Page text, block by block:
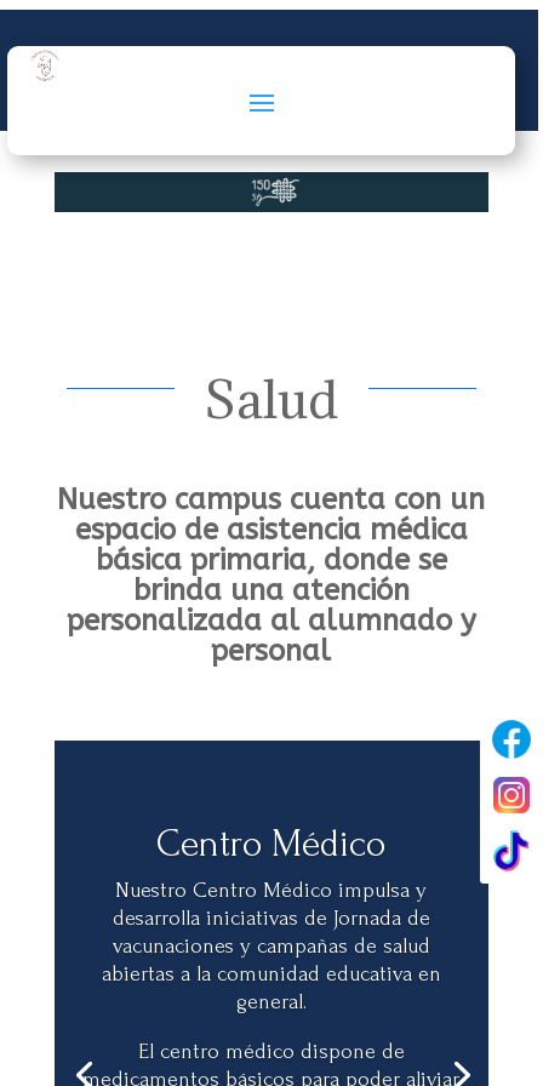
Salud
Nuestro campus cuenta con un
espacio de asistencia médica
básica primaria, donde se
brinda una atención
personalizada al alumnado y
personal
Centro Médico
Nuestro Centro Médico impulsa y
desarrolla iniciativas de Jornada de
vacunaciones y campañas de salud
abiertas a la comunidad educativa en
general.
El centro médico dispone de
medicamentos básicos para poder aliviar